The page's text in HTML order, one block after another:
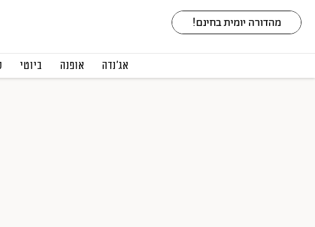
אג׳נדה אופנה ביוטי